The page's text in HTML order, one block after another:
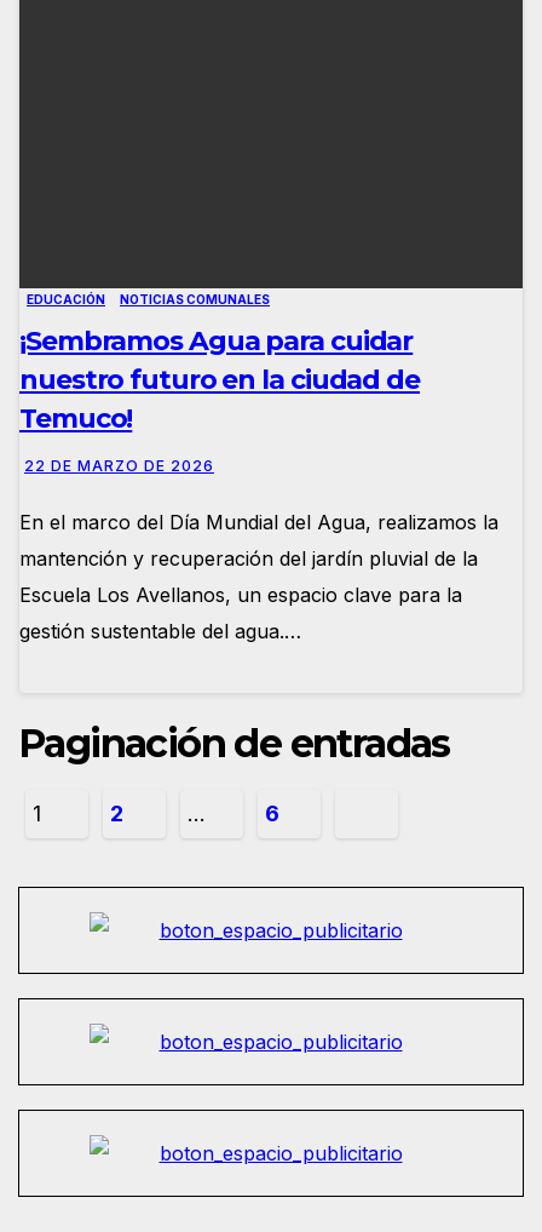
EDUCACIÓN NOTICIAS COMUNALES
¡Sembramos Agua para cuidar
nuestro futuro en la ciudad de
Temuco!
22 DE MARZO DE 2026
En el marco del Día Mundial del Agua, realizamos la
mantención y recuperación del jardín pluvial de la
Escuela Los Avellanos, un espacio clave para la
gestión sustentable del agua.…
Paginación de entradas
1 2 … 6